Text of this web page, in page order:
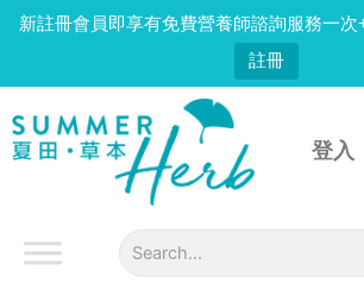
新註冊會員即享有免費營養師諮詢服務一
註冊
Skip
登入
navigation